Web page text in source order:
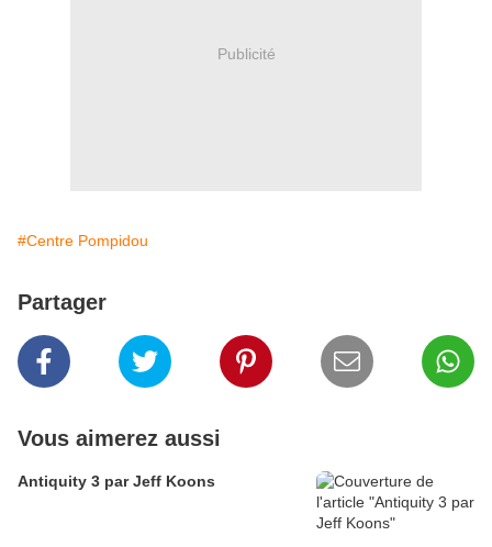
Publicité
#Centre Pompidou
Partager
Vous aimerez aussi
Antiquity 3 par Jeff Koons